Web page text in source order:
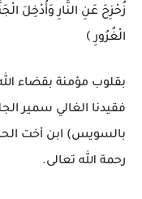
زُحْزِحَ عَنِ النَّارِ وَأُدْخِلَ
الْغُرُورِ ﴾
بقلوب مؤمنة بقضاء
فقيدنا الغالي سمير
بالسويس) ابن أخت
رحمة الله تعالى.